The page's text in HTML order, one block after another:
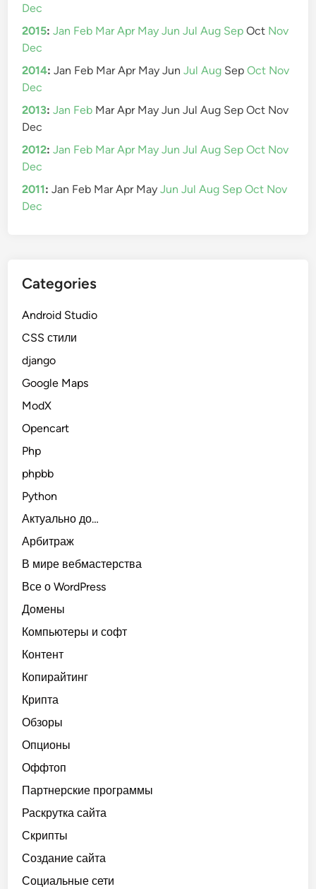
Dec
2015:Jan Feb Mar Apr May Jun Jul Aug Sep Oct Nov
Dec
2014:Jan Feb Mar Apr May Jun Jul Aug Sep Oct Nov
Dec
2013:Jan Feb Mar Apr May Jun Jul Aug Sep Oct Nov
Dec
2012:Jan Feb Mar Apr May Jun Jul Aug Sep Oct Nov
Dec
2011:Jan Feb Mar Apr May Jun Jul Aug Sep Oct Nov
Dec
Categories
Android Studio
CSS стили
django
Google Maps
ModX
Opencart
Php
phpbb
Python
Актуально до…
Арбитраж
В мире вебмастерства
Все о WordPress
Домены
Компьютеры и софт
Контент
Копирайтинг
Крипта
Обзоры
Опционы
Оффтоп
Партнерские программы
Раскрутка сайта
Скрипты
Создание сайта
Социальные сети